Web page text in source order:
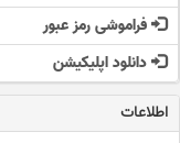
فراموشی رمز عبور
دانلود اپلیکیشن
اطلاعات